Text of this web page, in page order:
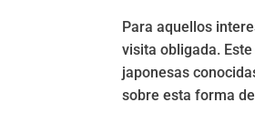
Para aquellos
visita obligada.
japonesas
sobre esta forma